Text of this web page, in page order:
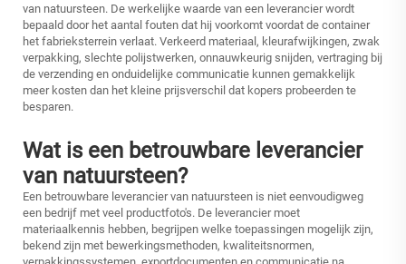
van natuursteen. De werkelijke waarde van een leverancier wordt
bepaald door het aantal fouten dat hij voorkomt voordat de container
het fabrieksterrein verlaat. Verkeerd materiaal, kleurafwijkingen, zwak
verpakking, slechte polijstwerken, onnauwkeurig snijden, vertraging bij
de verzending en onduidelijke communicatie kunnen gemakkelijk
meer kosten dan het kleine prijsverschil dat kopers probeerden te
besparen.
Wat is een betrouwbare leverancier
van natuursteen?
Een betrouwbare leverancier van natuursteen is niet eenvoudigweg
een bedrijf met veel productfoto's. De leverancier moet
materiaalkennis hebben, begrijpen welke toepassingen mogelijk zijn,
bekend zijn met bewerkingsmethoden, kwaliteitsnormen,